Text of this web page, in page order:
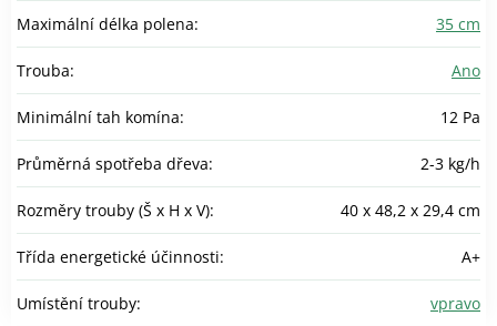
Maximální délka polena: 35 cm
Trouba: Ano
Minimální tah komína: 12 Pa
Průměrná spotřeba dřeva: 2-3 kg/h
Rozměry trouby (Š x H x V): 40 x 48,2 x 29,4 cm
Třída energetické účinnosti: A+
Umístění trouby: vpravo